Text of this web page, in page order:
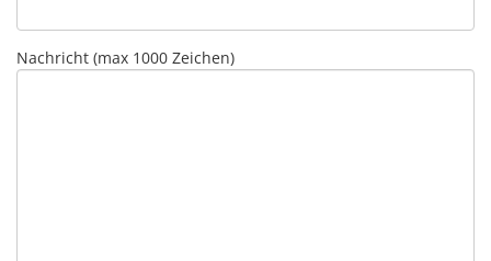
Nachricht (max 1000 Zeichen)